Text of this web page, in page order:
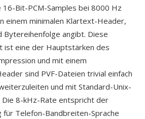
Bit-PCM-Samples bei 8000 Hz
einem minimalen Klartext-Header,
angibt. Diese
ist eine der Hauptstärken des
und mit einem
sind PVF-Dateien trivial einfach
und mit Standard-Unix-
8-kHz-Rate entspricht der
Telefon-Bandbreiten-Sprache